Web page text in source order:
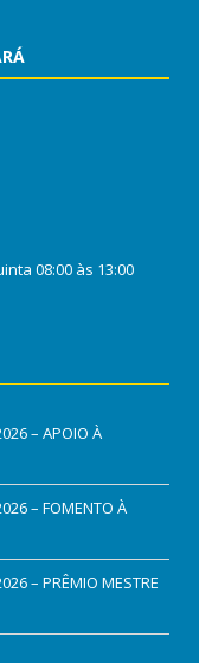
08:00 às 13:00
– APOIO À
– FOMENTO À
– PRÊMIO MESTRE